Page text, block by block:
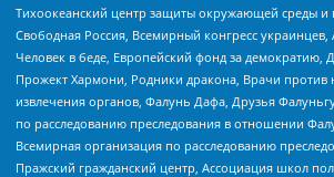
Тихоокеанский центр защиты окружающей среды и
Свободная Россия, Всемирный конгресс украинцев,
Человек в беде, Европейский фонд за демократию,
Прожект Хармони, Родники дракона, Врачи против
извлечения органов, Фалунь Дафа, Друзья
по расследованию преследования в отношении
Всемирная организация по расследованию
Пражский гражданский центр, Ассоциация школ